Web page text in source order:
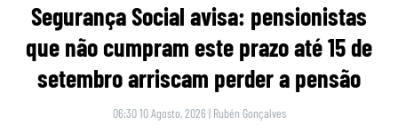
Segurança Social avisa: pensionistas
que não cumpram este prazo até 15 de
setembro arriscam perder a pensão
06:30 10 Agosto, 2026 | Rubén Gonçalves